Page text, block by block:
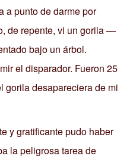
a punto de darme por
de repente, vi un gorila —
bajo un árbol.
el disparador. Fueron 25
gorila desapareciera de mi
y gratificante pudo haber
la peligrosa tarea de